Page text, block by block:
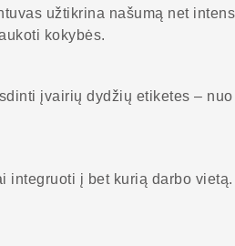
užtikrina našumą net
kokybės.
įvairių dydžių etiketes –
į bet kurią darbo